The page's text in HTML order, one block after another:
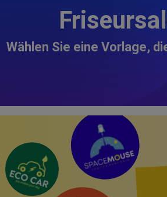
Wählen Sie eine Vorlage,